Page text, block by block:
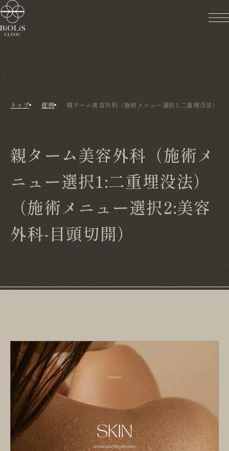
トップ 症例 親ターム美容外科（施術メニュー選択1:二重埋没法）（
親ターム美容外科（施術メ
ニュー選択1:二重埋没法）
（施術メニュー選択2:美容
外科-目頭切開）